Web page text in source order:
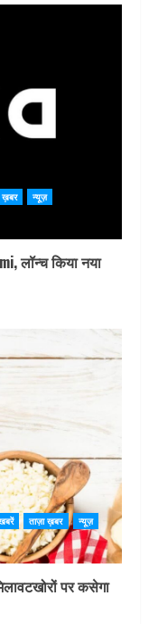
ख़बर
न्यूज़
लॉन्च किया नया
ताज़ा ख़बर
न्यूज़
पर कसेगा